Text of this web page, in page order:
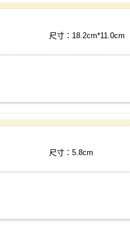
尺寸：18.2cm*11.0cm
尺寸：5.8cm